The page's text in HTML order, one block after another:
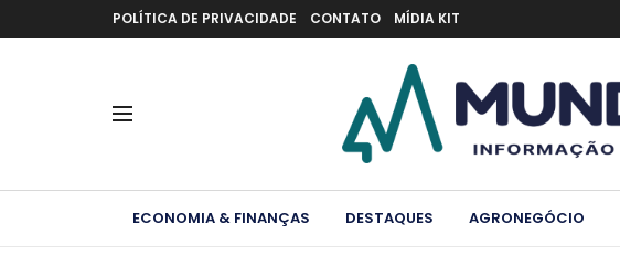
POLÍTICA DE PRIVACIDADE CONTATO MÍDIA KIT
ECONOMIA & FINANÇAS DESTAQUES AGRONEGÓCIO